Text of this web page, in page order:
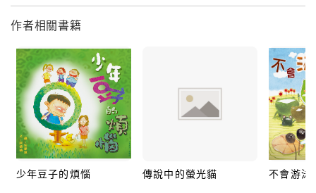
作者相關書籍
少年豆子的煩惱 傳說中的螢光貓 不會游泳